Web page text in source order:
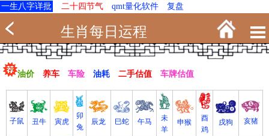
一生八字详批 二十四节气 qmt量化软件 复盘
生肖每日运程
油价 养车 车险 油耗 二手估值 车牌估值
子鼠 丑牛 寅虎
卯
兔
辰龙 巳蛇 午马
未
羊
申猴
酉
鸡
戌狗 亥猪